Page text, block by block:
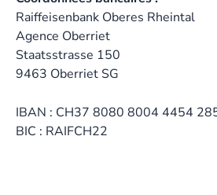
Raiffeisenbank Oberes Rheintal
Agence Oberriet
Staatsstrasse 150
9463 Oberriet SG
IBAN : CH37 8080 8004 4454
BIC : RAIFCH22